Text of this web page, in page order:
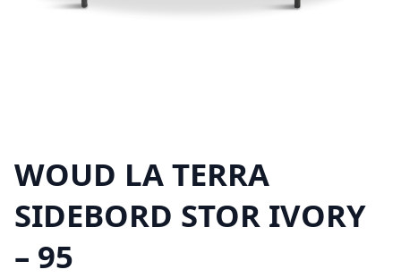
WOUD LA TERRA
SIDEBORD STOR IVORY
– 95